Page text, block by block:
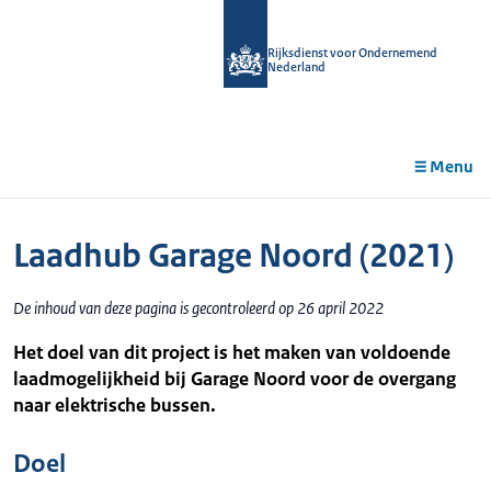
Rijksdienst voor Ondernemend
Nederland
Menu
Laadhub Garage Noord (2021)
De inhoud van deze pagina is gecontroleerd op 26 april 2022
Het doel van dit project is het maken van voldoende
laadmogelijkheid bij Garage Noord voor de overgang
naar elektrische bussen.
Doel